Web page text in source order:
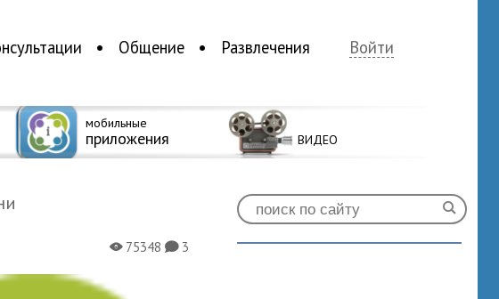
Общение Развлечения Войти
мобильные
приложения ВИДЕО
X75348K3